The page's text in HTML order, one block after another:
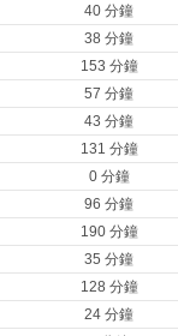
40 分鐘
38 分鐘
153 分鐘
57 分鐘
43 分鐘
131 分鐘
0 分鐘
96 分鐘
190 分鐘
35 分鐘
128 分鐘
24 分鐘